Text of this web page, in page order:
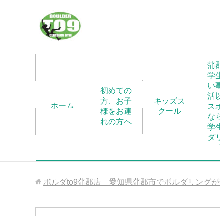
ホーム
初めての
方、お子
様をお連
れの方へ
キッズス
クール
蒲
学
い
活
ス
な
学
ダ
ボルダto9蒲郡店 愛知県蒲郡市でボルダリング